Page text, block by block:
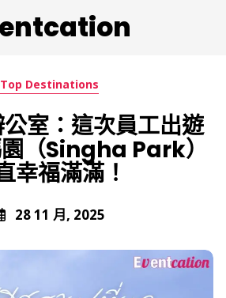
Top Destinations
室：這次員工出遊
（Singha Park）
幸福滿滿！
28 11 月, 2025